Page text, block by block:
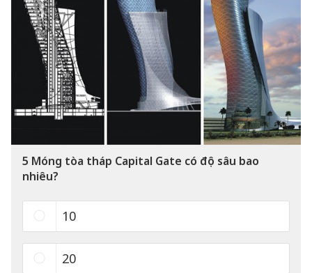
5 Móng tòa tháp Capital Gate có độ sâu bao
nhiêu?
10
20